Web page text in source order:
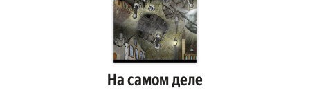
На самом деле